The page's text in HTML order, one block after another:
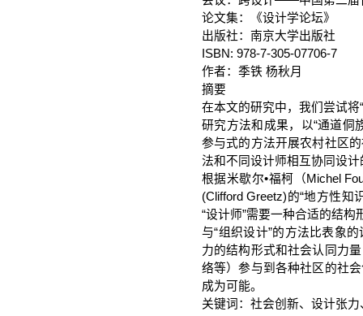
论文集：《设计学论坛》
出版社：南京大学出版社
ISBN: 978-7-305-07706-7
作者：季铁 杨秋月
摘要
在本文的研究中，我们尝试将
研究方法和成果，以“通道侗
参与式的方法开展农村社区
法和不同设计师相互协同设
根据米歇尔•福柯（Michel
(Clifford Greetz)的“地方性知
“设计师”需要一种合适的结构
与“组织设计”的方法比表象
力的结构形式和社会认同力
络等）参与到各种社区的社
成为可能。
关键词：社会创新、设计张